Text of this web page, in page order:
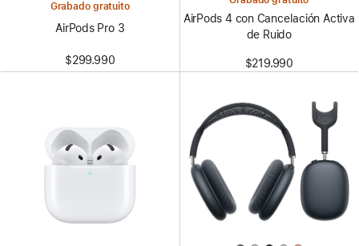
Grabado gratuito
AirPods Pro 3
$299.990
AirPods 4 con Cancelación Activa
de Ruido
$219.990